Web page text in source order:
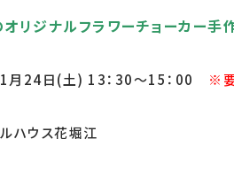
オリジナルフラワーチョーカー手
月24日(土) 13：30～15：00 ※
ハウス花堀江